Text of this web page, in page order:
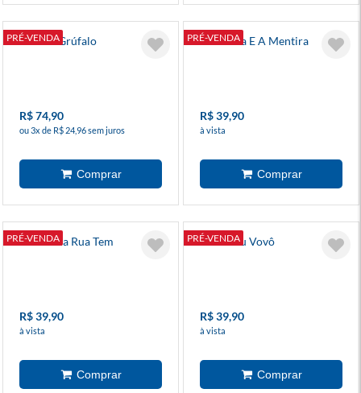
PRÉ-VENDA
A Vovó Grúfalo
R$ 74,90
ou 3x de R$ 24,96 sem juros
PRÉ-VENDA
Filomena E A Mentira
R$ 39,90
à vista
PRÉ-VENDA
Na Minha Rua Tem
R$ 39,90
à vista
PRÉ-VENDA
Eu E Meu Vovô
R$ 39,90
à vista